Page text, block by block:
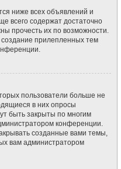
ниже всех объявлений и
всего содержат достаточно
прочесть их по возможности.
прилепленных тем
пользователи больше не
в них опросы
быть закрыты по многим
конференции.
созданные вами темы,
вам администратором